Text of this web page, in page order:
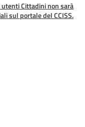
Cittadini non sarà
sul portale del CCISS.